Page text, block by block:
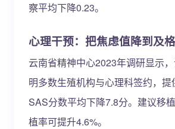
察平均下降0.23。
心理干预：把焦虑值降到及
云南省精神中心2023年调研显示
明多数生殖机构与心理科签约，
SAS分数平均下降7.8分。建议移
植率可提升4.6%。